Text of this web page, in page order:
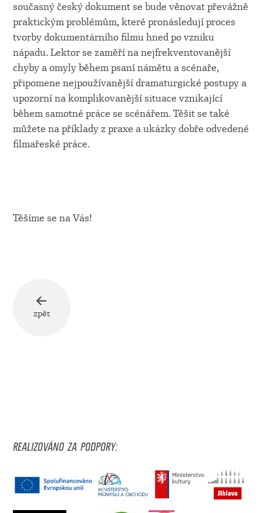
současný český dokument se bude věnovat převážně
praktickým problémům, které pronásledují proces
tvorby dokumentárního filmu hned po vzniku
nápadu. Lektor se zaměří na nejfrekventovanější
chyby a omyly během psaní námětu a scénaře,
připomene nejpoužívanější dramaturgické postupy a
upozorní na komplikovanější situace vznikající
během samotné práce se scénářem. Těšit se také
můžete na příklady z praxe a ukázky dobře odvedené
filmařeské práce.
Těšíme se na Vás!
zpět
REALIZOVÁNO ZA PODPORY: